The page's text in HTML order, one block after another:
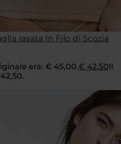
rasata in Filo di Scozia
era: € 45,00.€ 42,50Il